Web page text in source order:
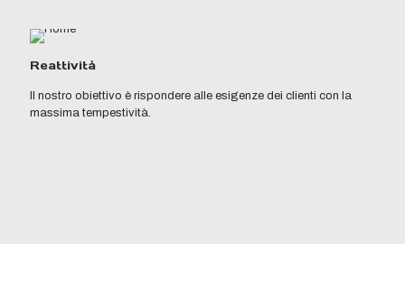
Reattività
Il nostro obiettivo è rispondere alle esigenze dei clienti con la
massima tempestività.